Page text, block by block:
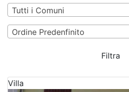
Tutti i Comuni
Ordine Predenfinito
Filtra
Villa